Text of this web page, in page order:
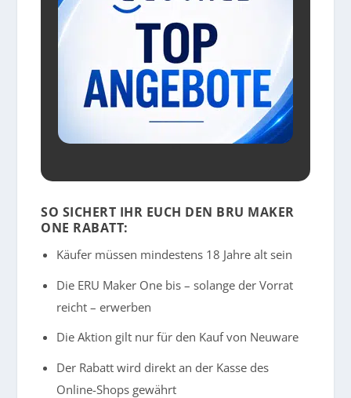
SO SICHERT IHR EUCH DEN BRU MAKER
ONE RABATT:
Käufer müssen mindestens 18 Jahre alt sein
Die ERU Maker One bis – solange der Vorrat
reicht – erwerben
Die Aktion gilt nur für den Kauf von Neuware
Der Rabatt wird direkt an der Kasse des
Online-Shops gewährt